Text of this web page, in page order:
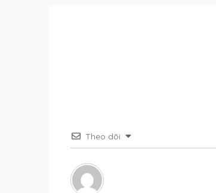
Theo dõi